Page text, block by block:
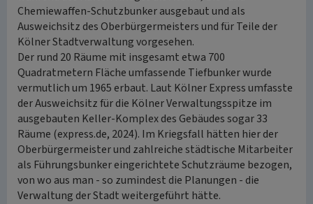
Chemiewaffen-Schutzbunker ausgebaut und als
Ausweichsitz des Oberbürgermeisters und für Teile der
Kölner Stadtverwaltung vorgesehen.
Der rund 20 Räume mit insgesamt etwa 700
Quadratmetern Fläche umfassende Tiefbunker wurde
vermutlich um 1965 erbaut. Laut Kölner Express umfasste
der Ausweichsitz für die Kölner Verwaltungsspitze im
ausgebauten Keller-Komplex des Gebäudes sogar 33
Räume (express.de, 2024). Im Kriegsfall hätten hier der
Oberbürgermeister und zahlreiche städtische Mitarbeiter
als Führungsbunker eingerichtete Schutzräume bezogen,
von wo aus man - so zumindest die Planungen - die
Verwaltung der Stadt weitergeführt hätte.